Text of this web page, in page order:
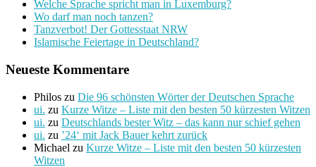
Welche Sprache spricht man in Luxemburg?
Wo darf man noch tanzen?
Tanzverbot! Der Gottesstaat NRW
Islamische Feiertage in Deutschland?
Neueste Kommentare
Philos zu Die 96 schönsten Wörter der Deutschen Sprache
ui. zu Kurze Witze – Liste mit den besten 50 kürzesten Witzen
ui. zu Deutschlands bester Witz – das kann nur schief gehen
ui. zu ’24‘ mit Jack Bauer kehrt zurück
Michael zu Kurze Witze – Liste mit den besten 50 kürzesten
Witzen